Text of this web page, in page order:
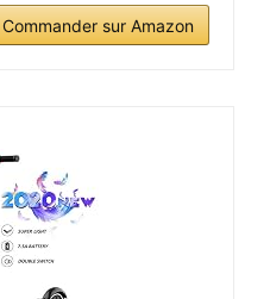
Commander sur Amazon